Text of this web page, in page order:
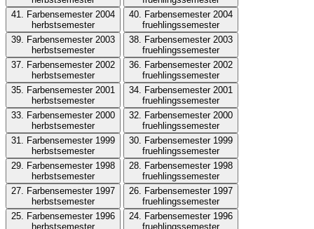
41. Farbensemester 2004
herbstsemester
40. Farbensemester 2004
fruehlingssemester
39. Farbensemester 2003
herbstsemester
38. Farbensemester 2003
fruehlingssemester
37. Farbensemester 2002
herbstsemester
36. Farbensemester 2002
fruehlingssemester
35. Farbensemester 2001
herbstsemester
34. Farbensemester 2001
fruehlingssemester
33. Farbensemester 2000
herbstsemester
32. Farbensemester 2000
fruehlingssemester
31. Farbensemester 1999
herbstsemester
30. Farbensemester 1999
fruehlingssemester
29. Farbensemester 1998
herbstsemester
28. Farbensemester 1998
fruehlingssemester
27. Farbensemester 1997
herbstsemester
26. Farbensemester 1997
fruehlingssemester
25. Farbensemester 1996
herbstsemester
24. Farbensemester 1996
fruehlingssemester